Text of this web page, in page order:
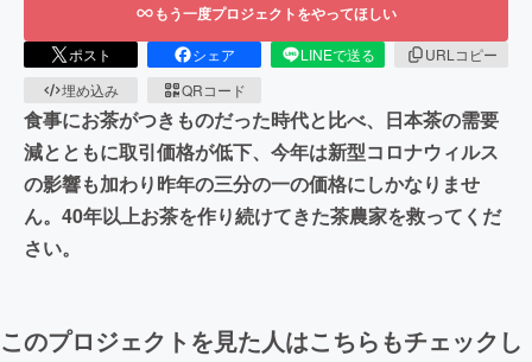
もう一度プロジェクトをやってほしい
ポスト シェア LINEで送る
URLコピー
埋め込み
QRコード
食事にお茶がつきものだった時代と比べ、日本茶の需要
減とともに取引価格が低下、今年は新型コロナウィルス
の影響も加わり昨年の三分の一の価格にしかなりませ
ん。40年以上お茶を作り続けてきた茶農家を救ってくだ
さい。
このプロジェクトを見た人はこちらもチェックし